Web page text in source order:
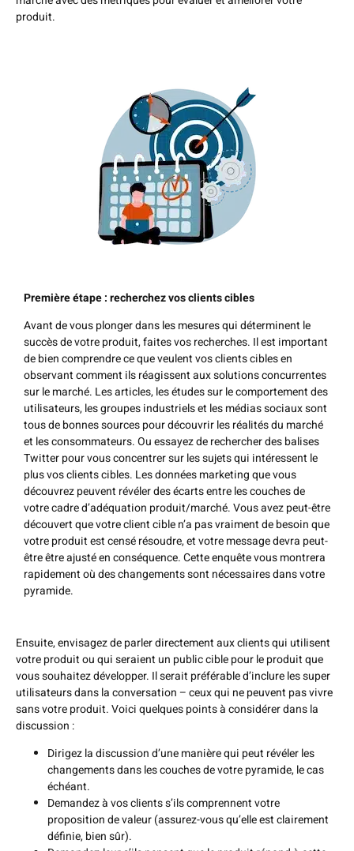
produit.
Première étape : recherchez vos clients cibles
Avant de vous plonger dans les mesures qui déterminent le
succès de votre produit, faites vos recherches. Il est important
de bien comprendre ce que veulent vos clients cibles en
observant comment ils réagissent aux solutions concurrentes
sur le marché. Les articles, les études sur le comportement des
utilisateurs, les groupes industriels et les médias sociaux sont
tous de bonnes sources pour découvrir les réalités du marché
et les consommateurs. Ou essayez de rechercher des balises
Twitter pour vous concentrer sur les sujets qui intéressent le
plus vos clients cibles. Les données marketing que vous
découvrez peuvent révéler des écarts entre les couches de
votre cadre d’adéquation produit/marché. Vous avez peut-être
découvert que votre client cible n’a pas vraiment de besoin que
votre produit est censé résoudre, et votre message devra peut-
être être ajusté en conséquence. Cette enquête vous montrera
rapidement où des changements sont nécessaires dans votre
pyramide.
Ensuite, envisagez de parler directement aux clients qui utilisent
votre produit ou qui seraient un public cible pour le produit que
vous souhaitez développer. Il serait préférable d’inclure les super
utilisateurs dans la conversation – ceux qui ne peuvent pas vivre
sans votre produit. Voici quelques points à considérer dans la
discussion :
Dirigez la discussion d’une manière qui peut révéler les
changements dans les couches de votre pyramide, le cas
échéant.
Demandez à vos clients s’ils comprennent votre
proposition de valeur (assurez-vous qu’elle est clairement
définie, bien sûr).